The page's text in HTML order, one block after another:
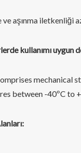
aşınma iletkenliği
kullanımı uygun
mechanical
between -40ºC to